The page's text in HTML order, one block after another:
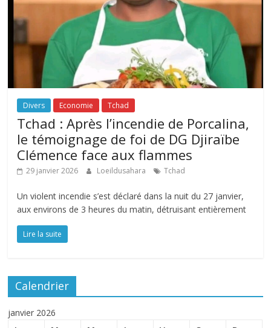
Divers Economie Tchad
Tchad : Après l’incendie de Porcalina,
le témoignage de foi de DG Djiraïbe
Clémence face aux flammes
29 janvier 2026 Loeildusahara Tchad
Un violent incendie s’est déclaré dans la nuit du 27 janvier,
aux environs de 3 heures du matin, détruisant entièrement
Lire la suite
Calendrier
janvier 2026